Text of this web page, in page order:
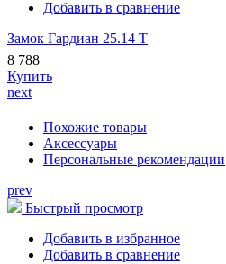
Добавить в сравнение
Замок Гардиан 25.14 Т
8 788
Купить
next
Похожие товары
Аксессуары
Персональные рекомендации
prev
Быстрый просмотр
Добавить в избранное
Добавить в сравнение